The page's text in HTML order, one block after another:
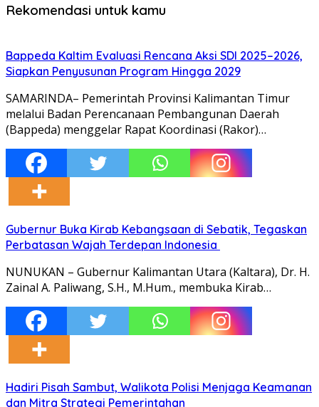
Rekomendasi untuk kamu
Bappeda Kaltim Evaluasi Rencana Aksi SDI 2025–2026,
Siapkan Penyusunan Program Hingga 2029
SAMARINDA– Pemerintah Provinsi Kalimantan Timur
melalui Badan Perencanaan Pembangunan Daerah
(Bappeda) menggelar Rapat Koordinasi (Rakor)…
Gubernur Buka Kirab Kebangsaan di Sebatik, Tegaskan
Perbatasan Wajah Terdepan Indonesia
NUNUKAN – Gubernur Kalimantan Utara (Kaltara), Dr. H.
Zainal A. Paliwang, S.H., M.Hum., membuka Kirab…
Hadiri Pisah Sambut, Walikota Polisi Menjaga Keamanan
dan Mitra Strategi Pemerintahan